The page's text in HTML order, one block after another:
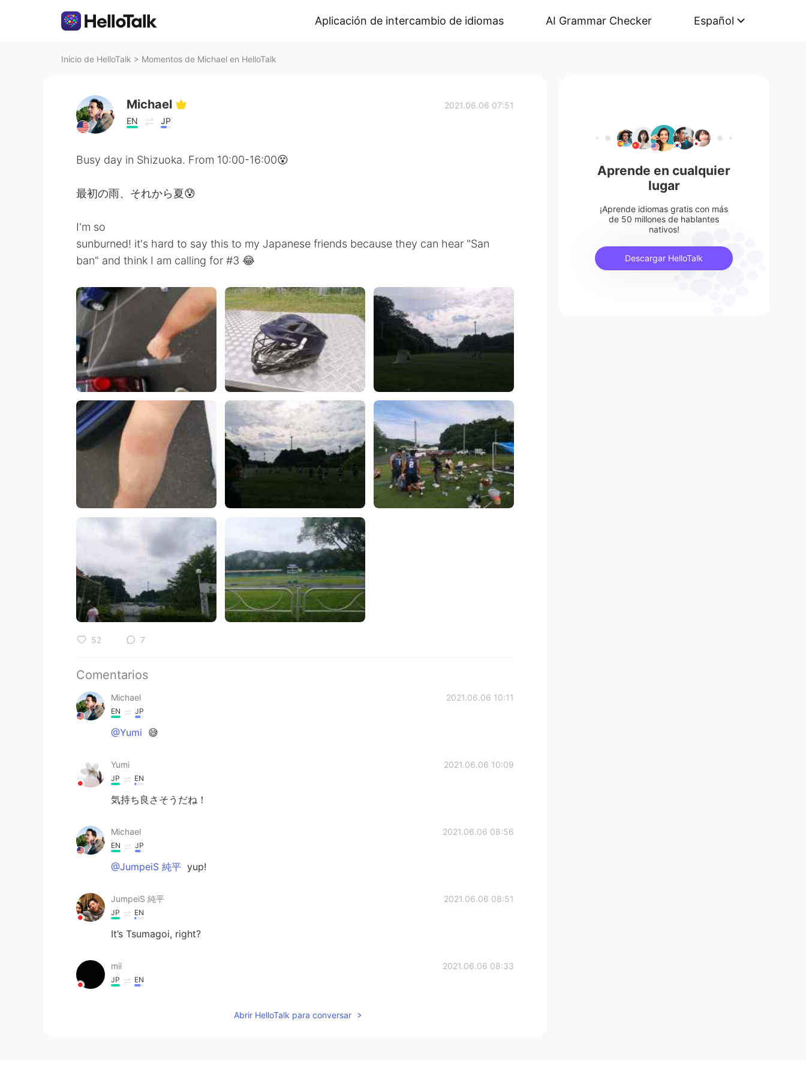
Aplicación de intercambio de idiomas AI Grammar Checker Español
Inicio de HelloTalk > Momentos de Michael en HelloTalk
Michael
EN JP
2021.06.06 07:51
Busy day in Shizuoka. From 10:00-16:00😵
最初の雨、それから夏😰
I'm so
sunburned! it's hard to say this to my Japanese friends because they can hear "San
ban" and think I am calling for #3 😂
52 7
Comentarios
Michael 2021.06.06 10:11
EN JP
@Yumi 😅
Yumi 2021.06.06 10:09
JP EN
気持ち良さそうだね！
Michael 2021.06.06 08:56
EN JP
@JumpeiS 純平 yup!
JumpeiS 純平 2021.06.06 08:51
JP EN
It’s Tsumagoi, right?
mii 2021.06.06 08:33
JP EN
uniform numbers, this sound is more confusing
Abrir HelloTalk para conversar
Aprende en cualquier
lugar
¡Aprende idiomas gratis con más
de 50 millones de hablantes
nativos!
Descargar HelloTalk